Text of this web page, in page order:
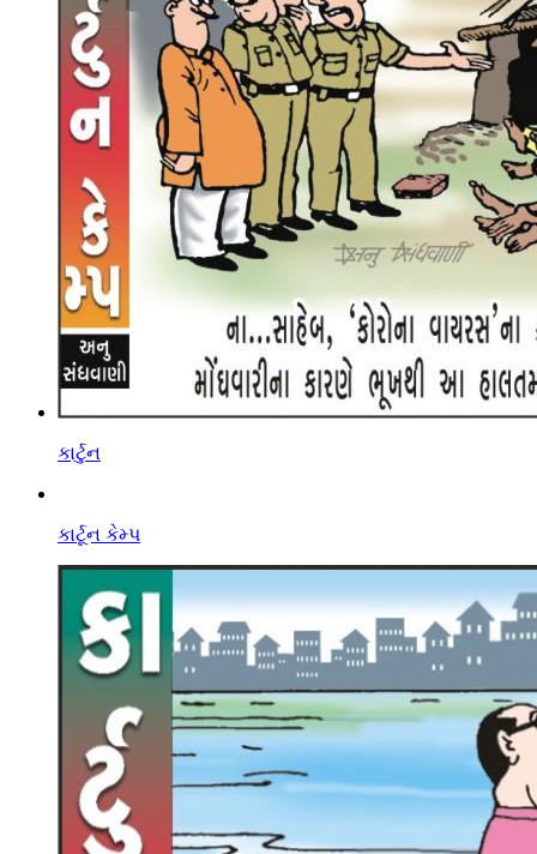
કાર્ટુન
કાર્ટૂન કેમ્પ